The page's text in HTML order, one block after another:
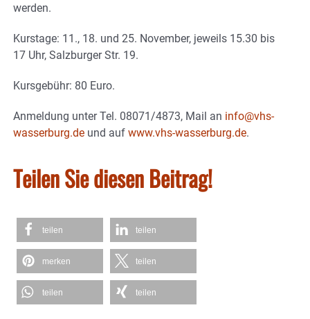
werden.
Kurstage: 11., 18. und 25. November, jeweils 15.30 bis
17 Uhr, Salzburger Str. 19.
Kursgebühr: 80 Euro.
Anmeldung unter Tel. 08071/4873, Mail an info@vhs-
wasserburg.de und auf www.vhs-wasserburg.de.
Teilen Sie diesen Beitrag!
teilen teilen
merken teilen
teilen teilen